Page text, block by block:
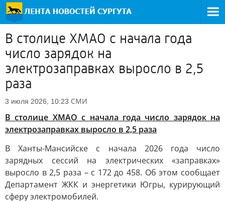
В столице ХМАО с начала года
число зарядок на
электрозаправках выросло в 2,5
раза
3 июля 2026, 10:23 СМИ
В столице ХМАО с начала года число зарядок на
электрозаправках выросло в 2,5 раза
В Ханты-Мансийске с начала 2026 года число
зарядных сессий на электрических «заправках»
выросло в 2,5 раза – с 172 до 458. Об этом сообщает
Департамент ЖКК и энергетики Югры, курирующий
сферу электромобилей.